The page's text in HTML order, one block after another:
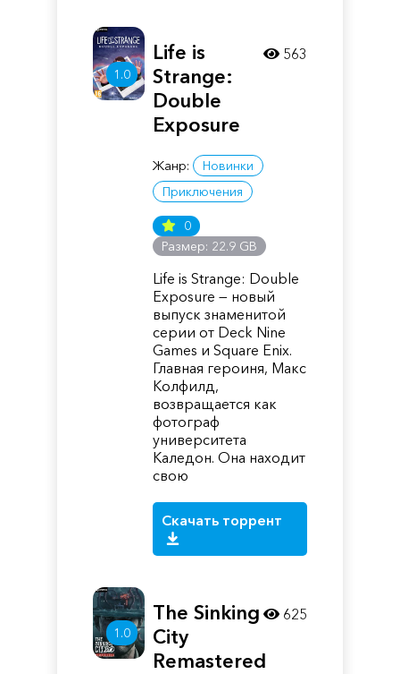
1.0
Life is
Strange:
Double
Exposure
Жанр:
Новинки
Приключения
0
Размер: 22.9 GB
Life is Strange: Double
Exposure — новый
выпуск знаменитой
серии от Deck Nine
Games и Square Enix.
Главная героиня, Макс
Колфилд,
возвращается как
фотограф
университета
Каледон. Она находит
свою
Скачать торрент
563
1.0
The Sinking
City
Remastered
625